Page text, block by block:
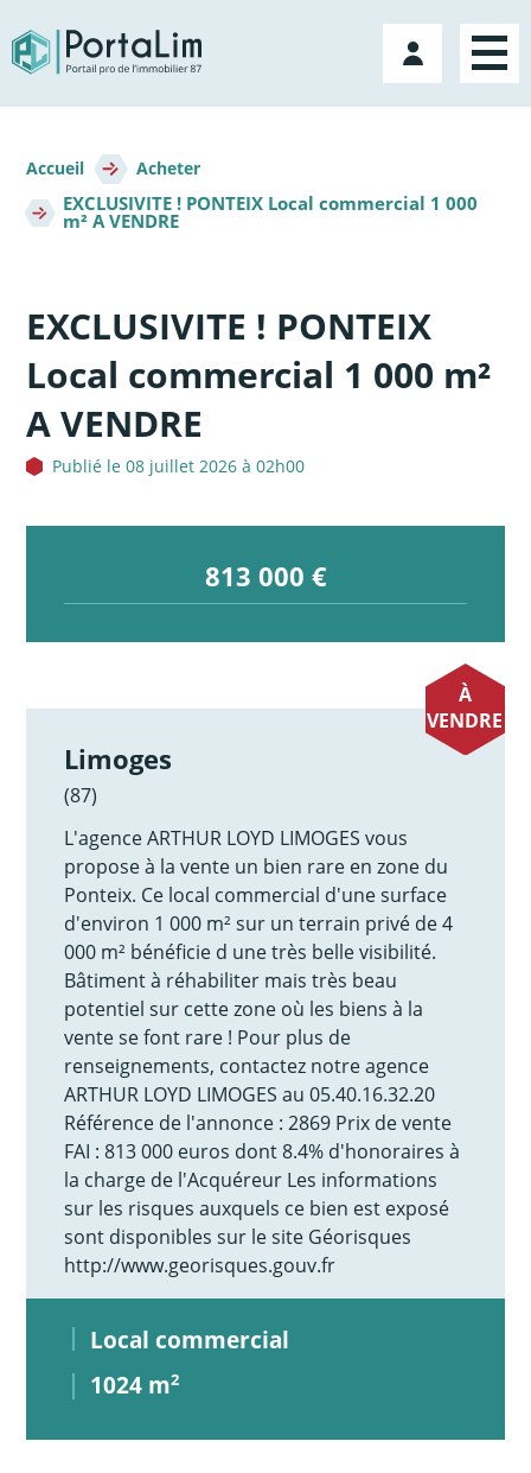
directement
au
contenu
Mon
compte
d'Ariane
Accueil Acheter
EXCLUSIVITE ! PONTEIX Local commercial 1 000
m² A VENDRE
EXCLUSIVITE ! PONTEIX
Local commercial 1 000 m²
A VENDRE
Publié le 08 juillet 2026 à 02h00
813 000 €
À
VENDRE
Limoges
(87)
L'agence ARTHUR LOYD LIMOGES vous
propose à la vente un bien rare en zone du
Ponteix. Ce local commercial d'une surface
d'environ 1 000 m² sur un terrain privé de 4
000 m² bénéficie d une très belle visibilité.
Bâtiment à réhabiliter mais très beau
potentiel sur cette zone où les biens à la
vente se font rare ! Pour plus de
renseignements, contactez notre agence
ARTHUR LOYD LIMOGES au 05.40.16.32.20
Référence de l'annonce : 2869 Prix de vente
FAI : 813 000 euros dont 8.4% d'honoraires à
la charge de l'Acquéreur Les informations
sur les risques auxquels ce bien est exposé
sont disponibles sur le site Géorisques
http://www.georisques.gouv.fr
Local commercial
1024 m2